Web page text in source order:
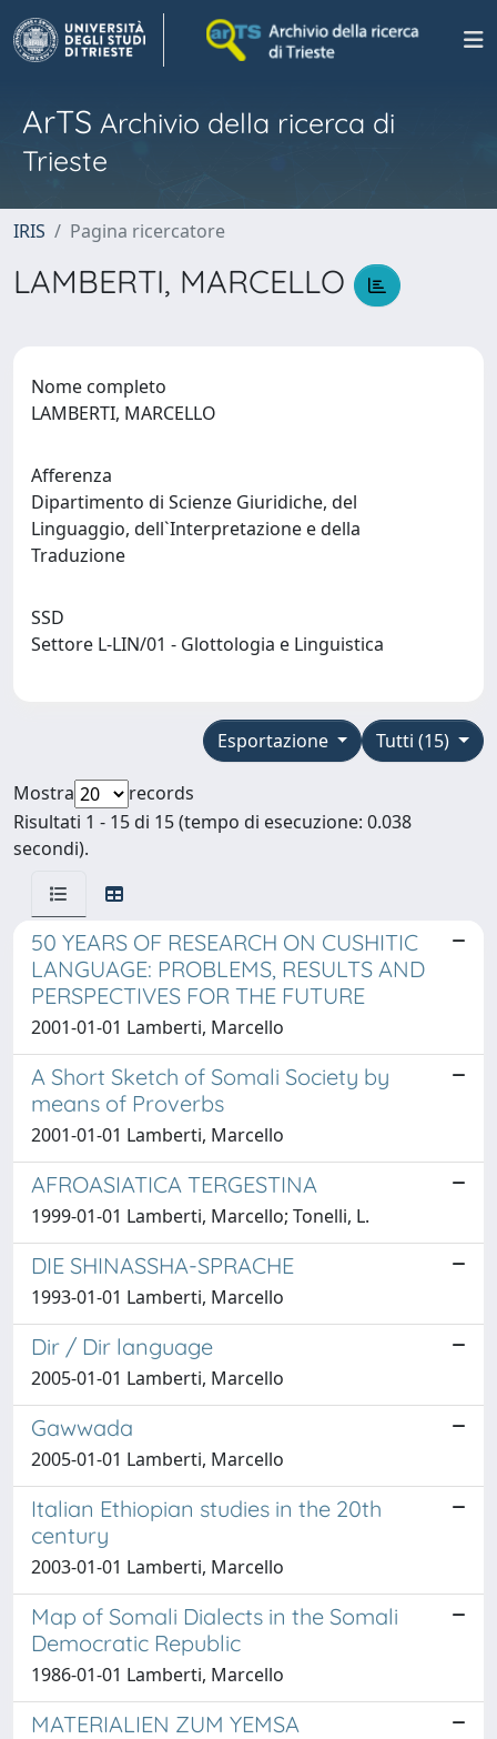
ArTS Archivio della ricerca di
Trieste
IRIS Pagina ricercatore
LAMBERTI, MARCELLO
Nome completo
LAMBERTI, MARCELLO
Afferenza
Dipartimento di Scienze Giuridiche, del
Linguaggio, dell`Interpretazione e della
Traduzione
SSD
Settore L-LIN/01 - Glottologia e Linguistica
Tutti (15)
Esportazione
Mostra
records
Risultati 1 - 15 di 15 (tempo di esecuzione: 0.038
secondi).
50 YEARS OF RESEARCH ON CUSHITIC
LANGUAGE: PROBLEMS, RESULTS AND
PERSPECTIVES FOR THE FUTURE
2001-01-01 Lamberti, Marcello
A Short Sketch of Somali Society by
means of Proverbs
2001-01-01 Lamberti, Marcello
AFROASIATICA TERGESTINA
1999-01-01 Lamberti, Marcello; Tonelli, L.
DIE SHINASSHA-SPRACHE
1993-01-01 Lamberti, Marcello
Dir / Dir language
2005-01-01 Lamberti, Marcello
Gawwada
2005-01-01 Lamberti, Marcello
Italian Ethiopian studies in the 20th
century
2003-01-01 Lamberti, Marcello
Map of Somali Dialects in the Somali
Democratic Republic
1986-01-01 Lamberti, Marcello
MATERIALIEN ZUM YEMSA